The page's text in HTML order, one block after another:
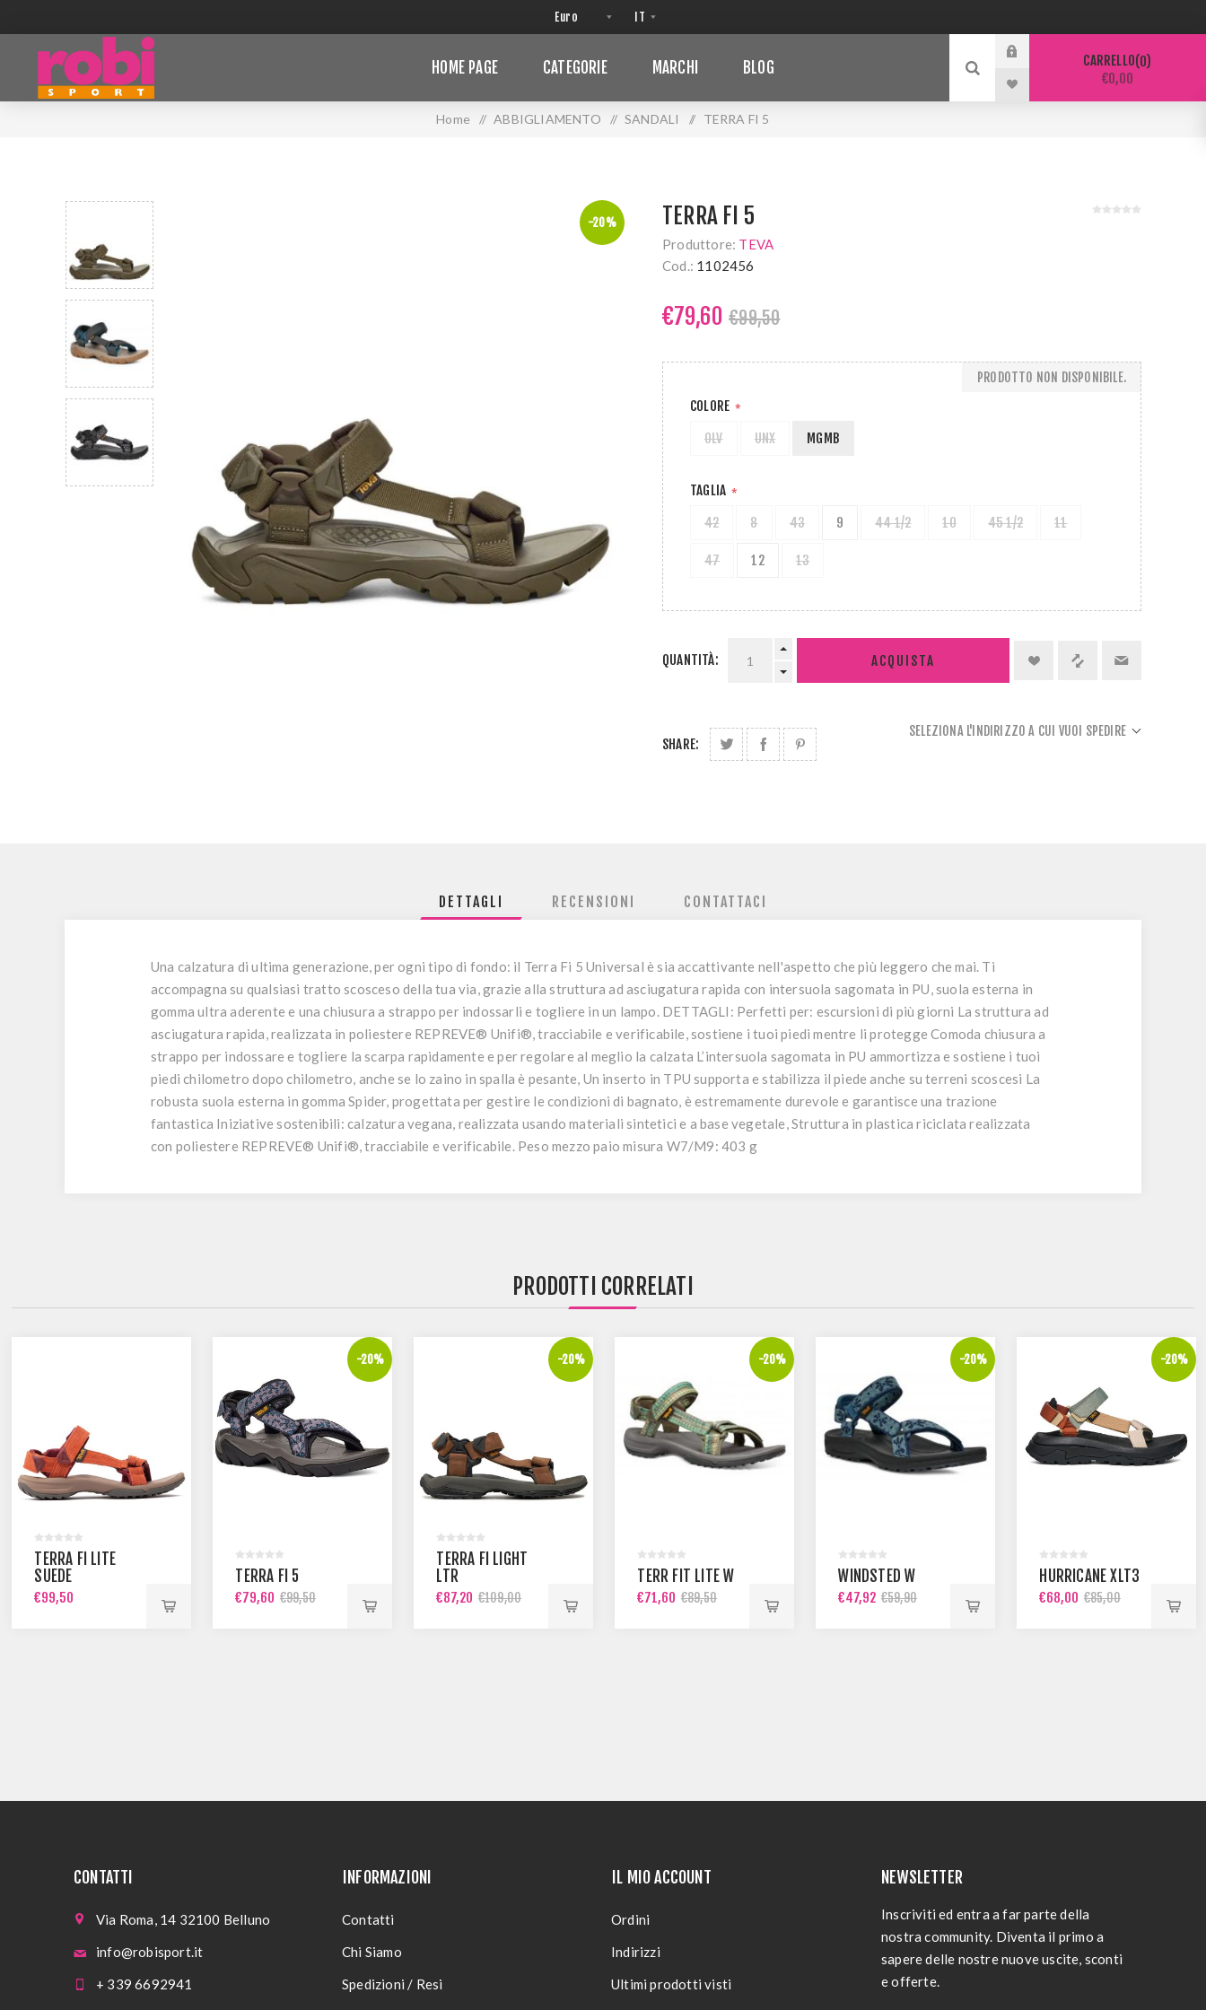
HOME PAGE CATEGORIE MARCHI BLOG CARRELLO 0
€0,00
Home / ABBIGLIAMENTO / SANDALI / TERRA FI 5
-20% TERRA FI 5
Produttore: TEVA
Cod.: 1102456
€79,60 €99,50
COLORE *
OLV UNX MGMB
TAGLIA *
42 8 43 9 44 1/2 10 45 1/2 11
47 12 13
PRODOTTO NON DISPONIBILE.
QUANTITÀ: ACQUISTA
SHARE:
SELEZIONA L'INDIRIZZO A CUI VUOI SPEDIRE
DETTAGLI RECENSIONI CONTATTACI
Una calzatura di ultima generazione, per ogni tipo di fondo: il Terra Fi 5 Universal è sia accattivante nell'aspetto che più leggero che mai. Ti
accompagna su qualsiasi tratto scosceso della tua via, grazie alla struttura ad asciugatura rapida con intersuola sagomata in PU, suola esterna in
gomma ultra aderente e una chiusura a strappo per indossarli e togliere in un lampo. DETTAGLI: Perfetti per: escursioni di più giorni La struttura ad
asciugatura rapida, realizzata in poliestere REPREVE® Unifi®, tracciabile e verificabile, sostiene i tuoi piedi mentre li protegge Comoda chiusura a
strappo per indossare e togliere la scarpa rapidamente e per regolare al meglio la calzata L’intersuola sagomata in PU ammortizza e sostiene i tuoi
piedi chilometro dopo chilometro, anche se lo zaino in spalla è pesante, Un inserto in TPU supporta e stabilizza il piede anche su terreni scoscesi La
robusta suola esterna in gomma Spider, progettata per gestire le condizioni di bagnato, è estremamente durevole e garantisce una trazione
fantastica Iniziative sostenibili: calzatura vegana, realizzata usando materiali sintetici e a base vegetale, Struttura in plastica riciclata realizzata
con poliestere REPREVE® Unifi®, tracciabile e verificabile. Peso mezzo paio misura W7/M9: 403 g
PRODOTTI CORRELATI
TERRA FI LITE
SUEDE
€99,50
-20%
TERRA FI 5
€79,60 €99,50
-20%
TERRA FI LIGHT
LTR
€87,20 €109,00
-20%
TERR FIT LITE W
€71,60 €89,50
-20%
WINDSTED W
€47,92 €59,90
-20%
HURRICANE XLT3
€68,00 €85,00
CONTATTI
Via Roma, 14 32100 Belluno
info@robisport.it
+ 339 6692941
INFORMAZIONI
Contatti
Chi Siamo
Spedizioni / Resi
IL MIO ACCOUNT
Ordini
Indirizzi
Ultimi prodotti visti
NEWSLETTER
Inscriviti ed entra a far parte della
nostra community. Diventa il primo a
sapere delle nostre nuove uscite, sconti
e offerte.